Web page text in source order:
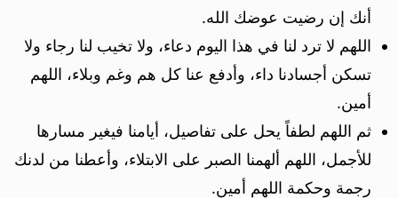
أنك إن رضيت عوضك الله.
اللهم لا ترد لنا في هذا اليوم دعاء، ولا تخيب لنا رجاء ولا
تسكن أجسادنا داء، وأدفع عنا كل هم وغم وبلاء، اللهم
أمين.
ثم اللهم لطفاً يحل على تفاصيل، أيامنا فيغير مسارها
للأجمل، اللهم ألهمنا الصبر على الابتلاء، وأعطنا من لدنك
رجمة وحكمة اللهم أمين.